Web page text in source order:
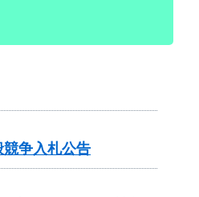
争入札公告